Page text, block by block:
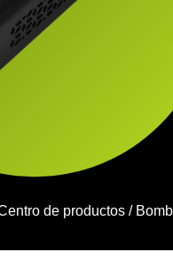
de productos /